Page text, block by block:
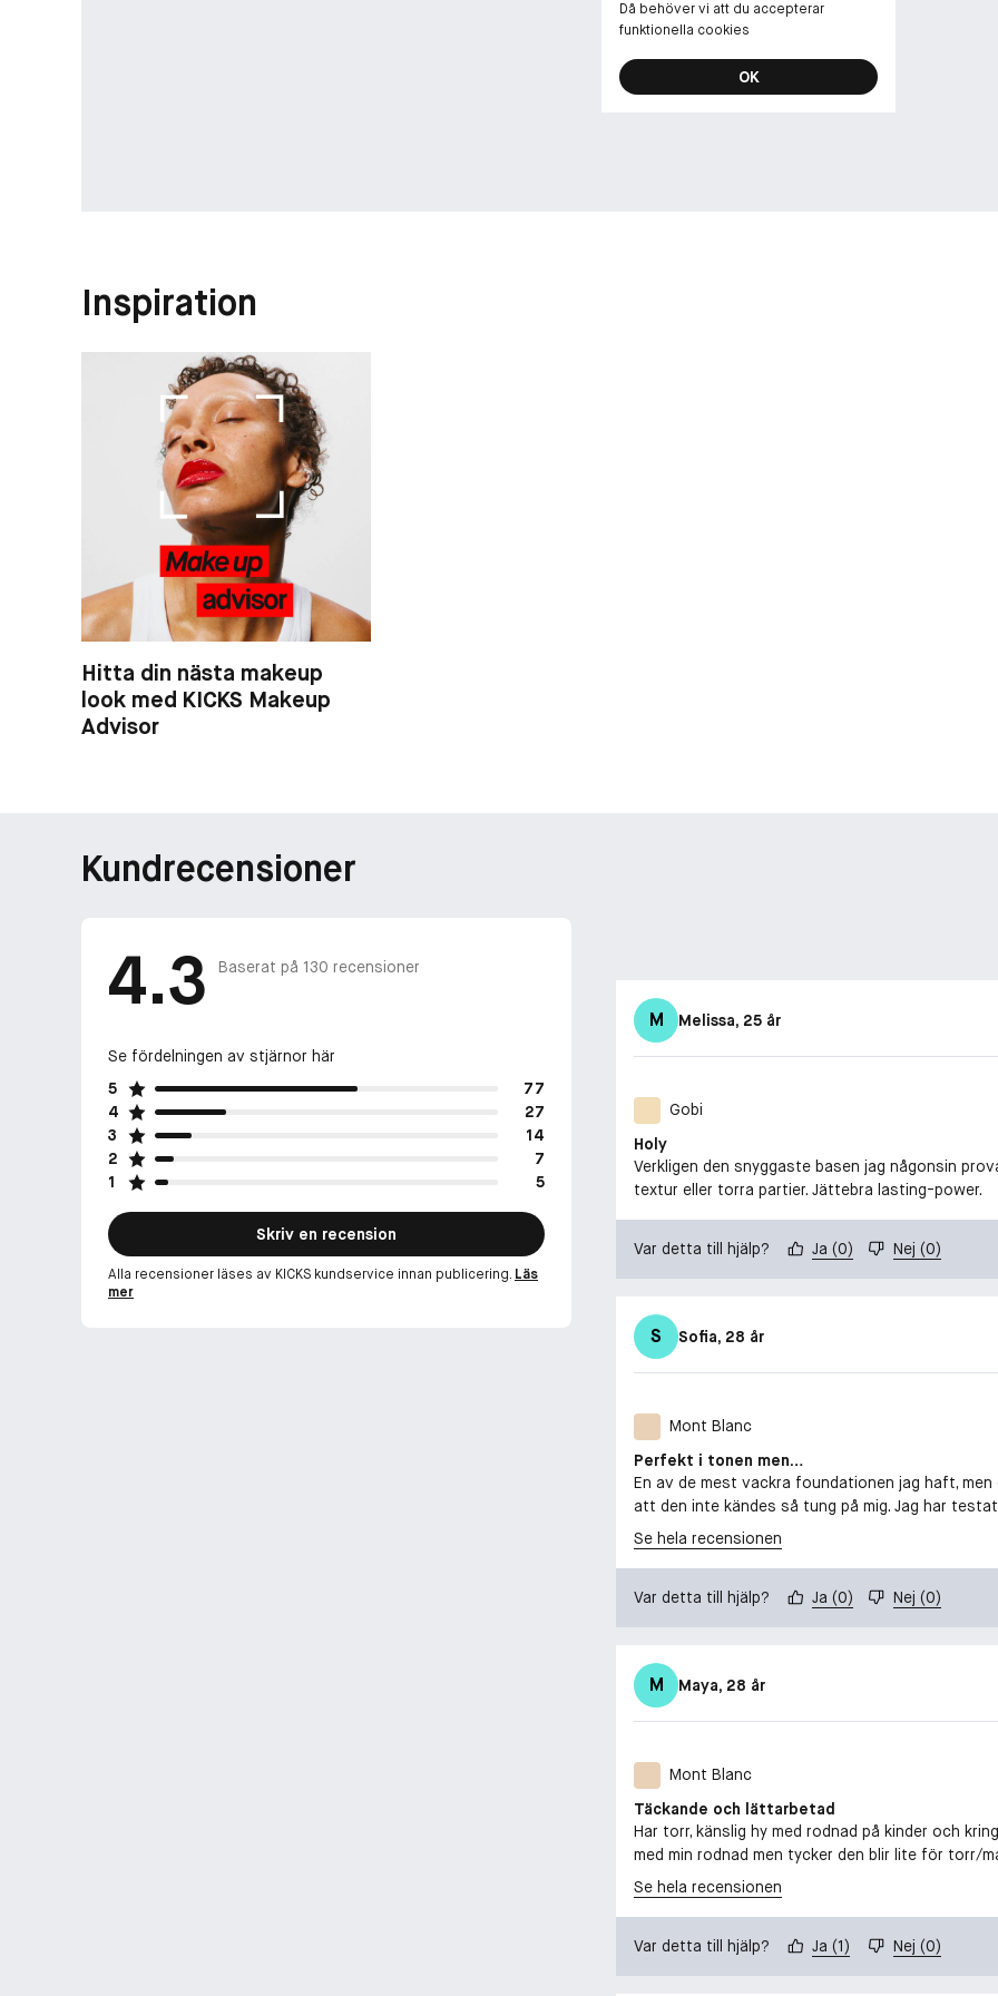
Då behöver vi att du accepterar
funktionella cookies
OK
Inspiration
Hitta din nästa makeup
look med KICKS Makeup
Advisor
Kundrecensioner
4.3 Baserat på 130 recensioner
Se fördelningen av stjärnor här
5
77
4
27
3
14
2
7
1
5
Skriv en recension
Alla recensioner läses av KICKS kundservice innan publicering. Läs
mer
M Melissa, 25 år
Gobi
Holy
Verkligen den snyggaste basen jag någonsin
textur eller torra partier. Jättebra lasting-power.
Var detta till hjälp? Ja (0) Nej (0)
S Sofia, 28 år
Mont Blanc
Perfekt i tonen men…
En av de mest vackra foundationen jag haft,
att den inte kändes så tung på mig. Jag har
Se hela recensionen
Var detta till hjälp? Ja (0) Nej (0)
M Maya, 28 år
Mont Blanc
Täckande och lättarbetad
Har torr, känslig hy med rodnad på kinder och
med min rodnad men tycker den blir lite för torr/
Se hela recensionen
Var detta till hjälp? Ja (1) Nej (0)